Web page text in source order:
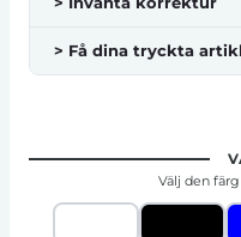
> Få dina tryckta
Välj den